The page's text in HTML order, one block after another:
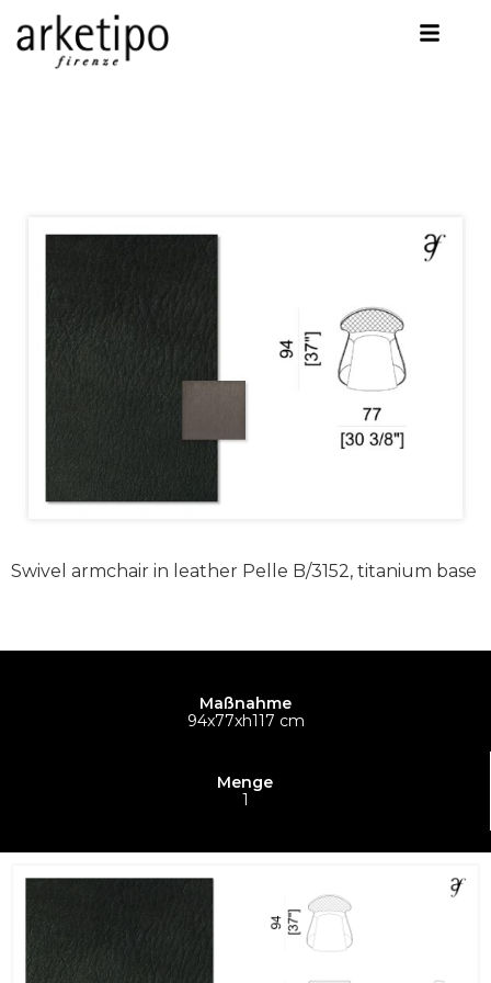
Swivel armchair in leather Pelle B/3152, titanium base
Maßnahme
94x77xh117 cm
Menge
1